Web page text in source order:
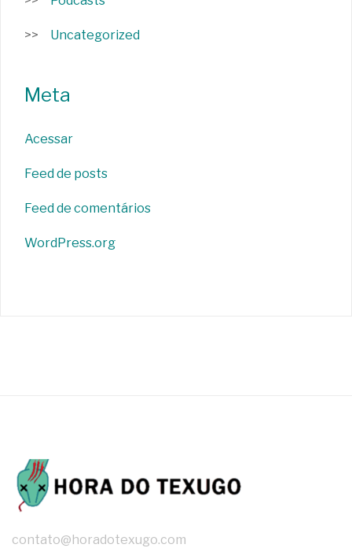
Uncategorized
Meta
Acessar
Feed de posts
Feed de comentários
WordPress.org
contato@horadotexugo.com